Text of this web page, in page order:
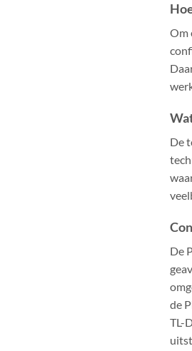
Om
De
De
de
TL-